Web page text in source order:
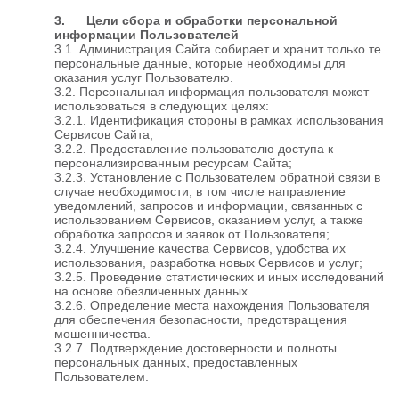
3. Цели сбора и обработки персональной
информации Пользователей
3.1. Администрация Сайта собирает и хранит только те
персональные данные, которые необходимы для
оказания услуг Пользователю.
3.2. Персональная информация пользователя может
использоваться в следующих целях:
3.2.1. Идентификация стороны в рамках использования
Сервисов Сайта;
3.2.2. Предоставление пользователю доступа к
персонализированным ресурсам Сайта;
3.2.3. Установление с Пользователем обратной связи в
случае необходимости, в том числе направление
уведомлений, запросов и информации, связанных с
использованием Сервисов, оказанием услуг, а также
обработка запросов и заявок от Пользователя;
3.2.4. Улучшение качества Сервисов, удобства их
использования, разработка новых Сервисов и услуг;
3.2.5. Проведение статистических и иных исследований
на основе обезличенных данных.
3.2.6. Определение места нахождения Пользователя
для обеспечения безопасности, предотвращения
мошенничества.
3.2.7. Подтверждение достоверности и полноты
персональных данных, предоставленных
Пользователем.